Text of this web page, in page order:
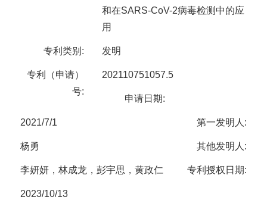
和在SARS-CoV-2病毒检测中的应
用
专利类别: 发明
专利（申请）
号:
202110751057.5
申请日期:
2021/7/1 第一发明人:
杨勇 其他发明人:
李妍妍，林成龙，彭宇思，黄政仁 专利授权日期:
2023/10/13